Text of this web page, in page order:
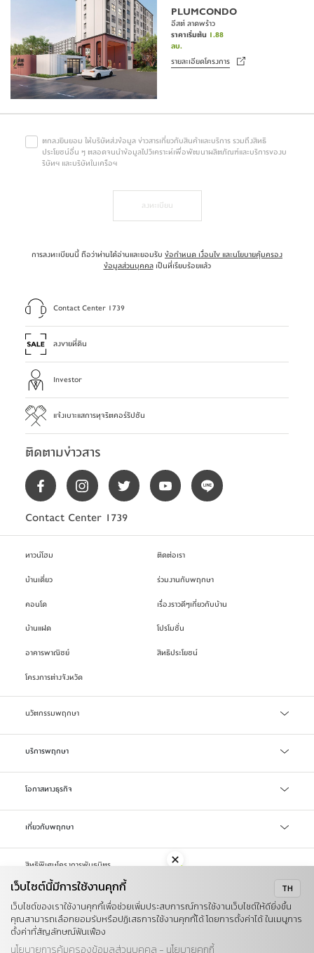
PLUMCONDO
อีสต์ ลาดพร้าว
ราคาเริ่มต้น 1.88
ลบ.
รายละเอียดโครงการ
ตกลงยินยอม ให้บริษัทส่งข้อมูล ข่าวสารเกี่ยวกับสินค้าและบริการ รวมถึงสิทธิ
ประโยชน์อื่น ๆ ตลอดจนนำข้อมูลไปวิเคราะห์เพื่อพัฒนาผลิตภัณฑ์และบริการของบ
ริษัทฯ และบริษัทในเครือฯ
ลงทะเบียน
การลงทะเบียนนี้ ถือว่าท่านได้อ่านและยอมรับ ข้อกำหนด เงื่อนไข และนโยบายคุ้มครอง
ข้อมูลส่วนบุคคล เป็นที่เรียบร้อยแล้ว
Contact Center 1739
ลงขายที่ดิน
Investor
แจ้งเบาะแสการทุจริตคอร์รัปชัน
ติดตามข่าวสาร
Contact Center 1739
ทาวน์โฮม
บ้านเดี่ยว
คอนโด
บ้านแฝด
อาคารพาณิชย์
โครงการต่างจังหวัด
ติดต่อเรา
ร่วมงานกับพฤกษา
เรื่องราวดีๆเกี่ยวกับบ้าน
โปรโมชั่น
สิทธิประโยชน์
นวัตกรรมพฤกษา
เทคโนโลยี Precast
บริการพฤกษา
บริการสินเชื่อ
บริการแจ้งซ่อม/แจ้งปัญหา
โอกาสทางธุรกิจ
จัดซื้อจัดจ้าง
ลงทะเบียน Online Broker
รับซื้อที่ดิน
เกี่ยวกับพฤกษา
LIFETIME WELL-LIVING
Investor
การพัฒนาอย่างยั่งยืน
สิทธิพิเศษโครงการพันธมิตร
นโยบายคุกกี้
นโยบายการคุ้มครองข้อมูลส่วนบุคคล
ข้อตกลงในการใช้งาน
แผนผังเว็บไซต์
คำร้องขอใช้สิทธิข้อมูลส่วนบุคคล
TH
เว็บไซต์นี้มีการใช้งานคุกกี้
เว็บไซต์ของเราใช้งานคุกกี้เพื่อช่วยเพิ่มประสบการณ์การใช้งานเว็บไซต์ให้ดียิ่งขึ้น
คุณสามารถเลือกยอมรับหรือปฏิเสธการใช้งานคุกกี้ได้ โดยการตั้งค่าได้ ในเมนูการ
ตั้งค่าที่สัญลักษณ์ฟันเฟือง
นโยบายการคุ้มครองข้อมูลส่วนบุคคล - นโยบายคุกกี้